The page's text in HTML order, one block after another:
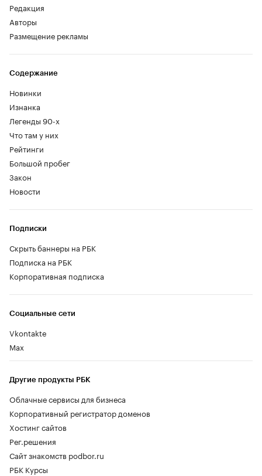
Редакция
Авторы
Размещение рекламы
Содержание
Новинки
Изнанка
Легенды 90-х
Что там у них
Рейтинги
Большой пробег
Закон
Новости
Социальные сети
Vkontakte
Max
Другие продукты РБК
Облачные сервисы для бизнеса
Корпоративный регистратор доменов
Хостинг сайтов
Рег.решения
Сайт знакомств podbor.ru
РБК Курсы
Подписки
Скрыть баннеры на РБК
Подписка на РБК
Корпоративная подписка